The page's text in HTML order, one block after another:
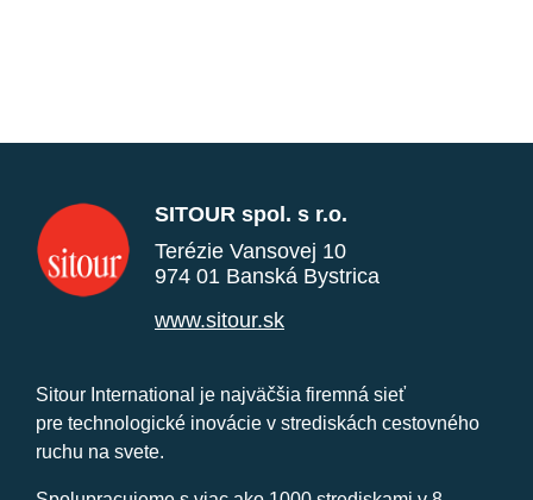
SITOUR spol. s r.o.
Terézie Vansovej 10
974 01 Banská Bystrica
www.sitour.sk
Sitour International je najväčšia firemná sieť
pre technologické inovácie v strediskách cestovného
ruchu na svete.